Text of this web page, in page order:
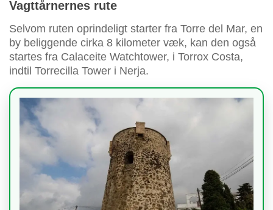
Vagttårnernes rute
Selvom ruten oprindeligt starter fra Torre del Mar, en
by beliggende cirka 8 kilometer væk, kan den også
startes fra Calaceite Watchtower, i Torrox Costa,
indtil Torrecilla Tower i Nerja.